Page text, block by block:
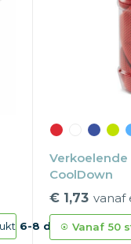
6-8 d
CoolDown
€ 1,73 vanaf
Vanaf 50